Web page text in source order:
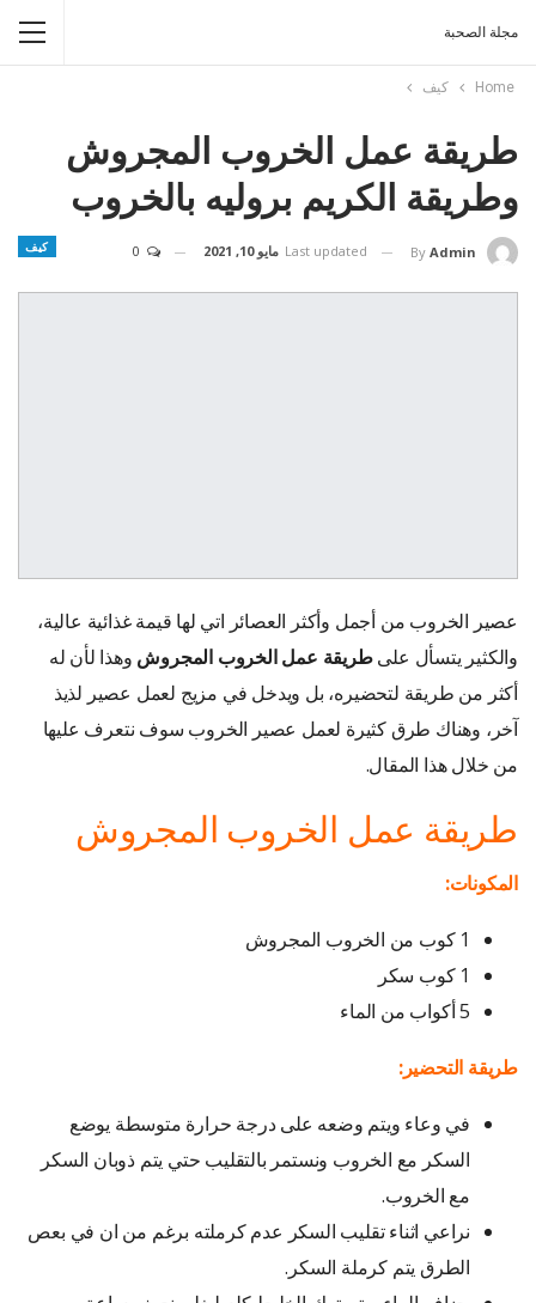
مجلة الصحبة
Home كيف
طريقة عمل الخروب المجروش
وطريقة الكريم بروليه بالخروب
كيف By Admin
Last updated مايو 10, 2021
عصير الخروب من أجمل وأكثر العصائر اتي لها قيمة غذائية عالية،
والكثير يتسأل علىطريقة عمل الخروب المجروش وهذا لأن له
أكثر من طريقة لتحضيره، بل ويدخل في مزيج لعمل عصير لذيذ
آخر، وهناك طرق كثيرة لعمل عصير الخروب سوف نتعرف عليها
من خلال هذا المقال.
طريقة عمل الخروب المجروش
المكونات:
1 كوب من الخروب المجروش
1 كوب سكر
5 أكواب من الماء
طريقة التحضير:
في وعاء ويتم وضعه على درجة حرارة متوسطة يوضع
السكر مع الخروب ونستمر بالتقليب حتي يتم ذوبان السكر
مع الخروب.
نراعي اثناء تقليب السكر عدم كرملته برغم من ان في بعص
الطرق يتم كرملة السكر.